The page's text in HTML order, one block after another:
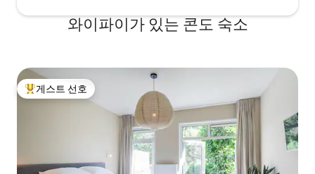
와이파이가 있는 콘도 숙소
상위 게스트 선호
게스트 선호